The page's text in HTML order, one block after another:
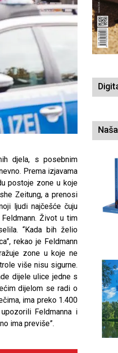
djela, s posebnim
Prema izjavama
postoje zone u koje
Zeitung, a prenosi
ljudi najčešće čuju
Život u tim
“Kada bih želio
rekao je Feldmann
zone u koje ne
više nisu sigurne.
dijele ulice jedne s
dijelom se radi o
ima preko 1.400
Feldmanna i
ima previše”.